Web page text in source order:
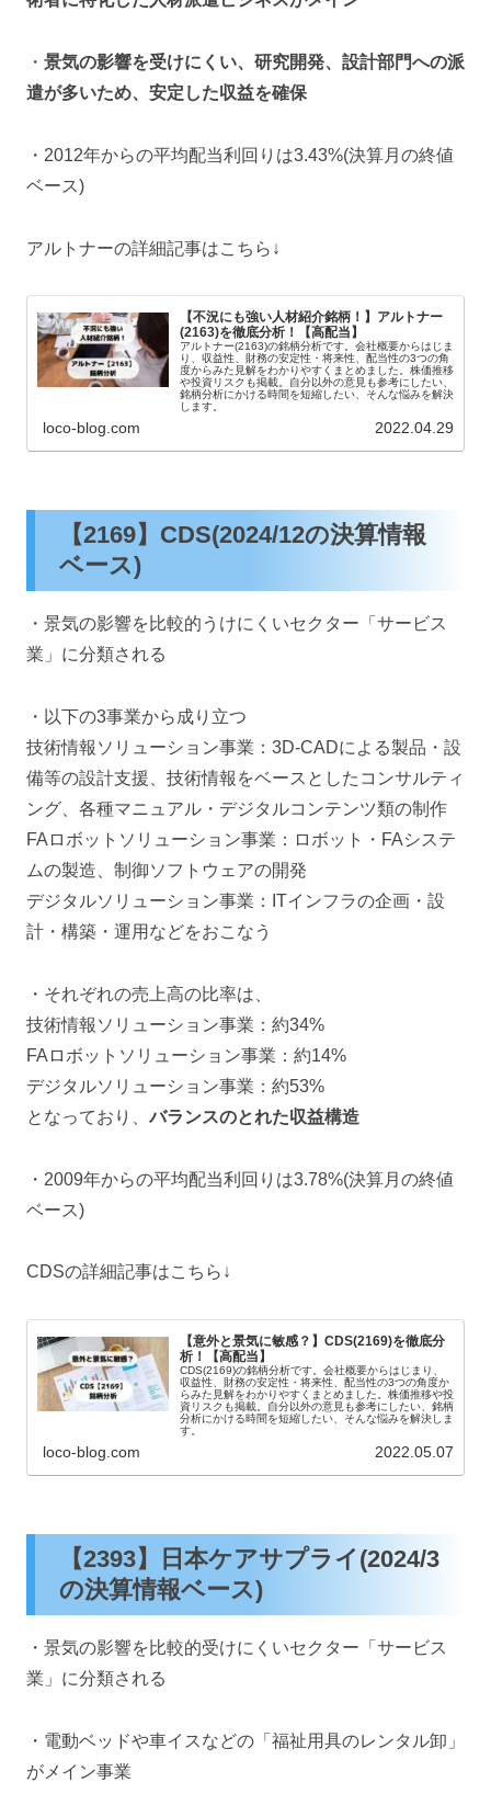
・ 景気の影響を受けにくい、研究開発、設計部門への派
遣が多いため、安定した収益を確保
・2012年からの平均配当利回りは3.43%(決算月の終値
ベース)
アルトナーの詳細記事はこちら↓
【不況にも強い人材紹介銘柄！】アルトナー
(2163)を徹底分析！【高配当】
アルトナー(2163)の銘柄分析です。会社概要からはじま
り、収益性、財務の安定性・将来性、配当性の3つの角
度からみた見解をわかりやすくまとめました。株価推移
や投資リスクも掲載。自分以外の意見も参考にしたい、
銘柄分析にかける時間を短縮したい、そんな悩みを解決
します。
loco-blog.com 2022.04.29
【2169】CDS(2024/12の決算情報
ベース)
・景気の影響を比較的うけにくいセクター「サービス
業」に分類される
・以下の3事業から成り立つ
技術情報ソリューション事業：3D-CADによる製品・設
備等の設計支援、技術情報をベースとしたコンサルティ
ング、各種マニュアル・デジタルコンテンツ類の制作
FAロボットソリューション事業：ロボット・FAシステ
ムの製造、制御ソフトウェアの開発
デジタルソリューション事業：ITインフラの企画・設
計・構築・運用などをおこなう
・それぞれの売上高の比率は、
技術情報ソリューション事業：約34%
FAロボットソリューション事業：約14%
デジタルソリューション事業：約53%
となっており、バランスのとれた収益構造
・2009年からの平均配当利回りは3.78%(決算月の終値
ベース)
CDSの詳細記事はこちら↓
【意外と景気に敏感？】CDS(2169)を徹底分
析！【高配当】
CDS(2169)の銘柄分析です。会社概要からはじまり、
収益性、財務の安定性・将来性、配当性の3つの角度か
らみた見解をわかりやすくまとめました。株価推移や投
資リスクも掲載。自分以外の意見も参考にしたい、銘柄
分析にかける時間を短縮したい、そんな悩みを解決しま
す。
loco-blog.com 2022.05.07
【2393】日本ケアサプライ(2024/3
の決算情報ベース)
・景気の影響を比較的受けにくいセクター「サービス
業」に分類される
・電動ベッドや車イスなどの「福祉用具のレンタル卸」
がメイン事業